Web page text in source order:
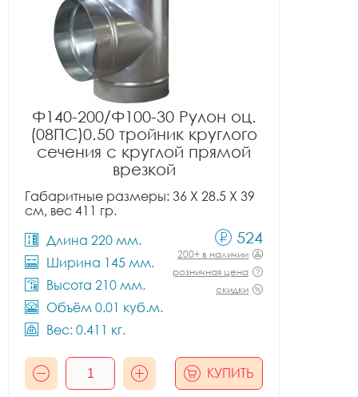
Ф140-200/Ф100-30 Рулон оц.
(08ПС)0.50 тройник круглого
сечения с круглой прямой
врезкой
Габаритные размеры: 36 X 28.5 X 39
см, вес 411 гр.
Длина 220 мм.
Ширина 145 мм.
Высота 210 мм.
Объём 0.01 куб.м.
Вес: 0.411 кг.
524
200+ в наличии
розничная цена
скидки
КУПИТЬ